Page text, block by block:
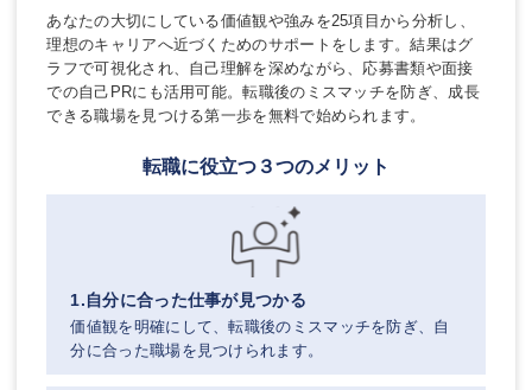
あなたの大切にしている価値観や強みを25項目から分析し、
理想のキャリアへ近づくためのサポートをします。結果はグ
ラフで可視化され、自己理解を深めながら、応募書類や面接
での自己PRにも活用可能。転職後のミスマッチを防ぎ、成長
できる職場を見つける第一歩を無料で始められます。
転職に役立つ３つのメリット
1.自分に合った仕事が見つかる
価値観を明確にして、転職後のミスマッチを防ぎ、自
分に合った職場を見つけられます。